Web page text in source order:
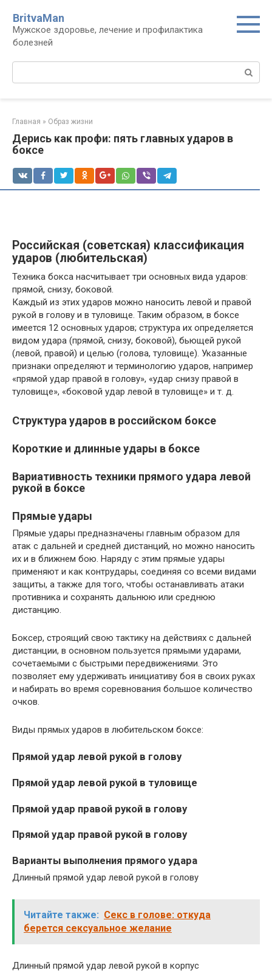
контенту
BritvaMan
Мужское здоровье, лечение и профилактика
болезней
Главная » Образ жизни
Дерись как профи: пять главных ударов в
боксе
Российская (советская) классификация
ударов (любительская)
Техника бокса насчитывает три основных вида ударов:
пря­мой, снизу, боковой.
Каждый из этих ударов можно наносить левой и правой
рукой в голову и в туловище. Таким образом, в боксе
имеется 12 основных ударов; структура их определяется
видом удара (прямой, снизу, боковой), бьющей рукой
(левой, правой) и целью (голова, туловище). Указанные
признаки определяют и терминологию ударов, например
«пря­мой удар правой в голову», «удар снизу правой в
туловище», «боковой удар левой в туловище» и т. д.
Структура ударов в российском боксе
Короткие и длинные удары в боксе
Вариативность техники прямого удара левой
рукой в боксе
Прямые удары
Прямые удары предназначены главным образом для
атак с дальней и средней дистанций, но можно наносить
их и в ближ­нем бою. Наряду с этим прямые удары
применяют и как контр­удары, соединяя со всеми видами
защиты, а также для того, чтобы останавливать атаки
противника и сохранять дальнюю или среднюю
дистанцию.
Боксер, строящий свою тактику на действиях с дальней
ди­станции, в основном пользуется прямыми ударами,
сочетаемыми с быстрыми передвижениями. Это
позволяет ему удерживать инициативу боя в своих руках
и набирать во время соревнова­ния большое количество
очков.
Виды прямых ударов в любительском боксе:
Прямой удар левой рукой в голову
Прямой удар левой рукой в туловище
Прямой удар правой рукой в голову
Прямой удар правой рукой в голову
Варианты выполнения прямого удара
Длинный прямой удар левой рукой в голову
Читайте также: Секс в голове: откуда
берется сексуальное желание
Длинный прямой удар левой рукой в корпус